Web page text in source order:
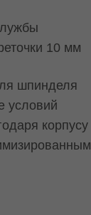
10 мм
шпинделя
условий
корпусу